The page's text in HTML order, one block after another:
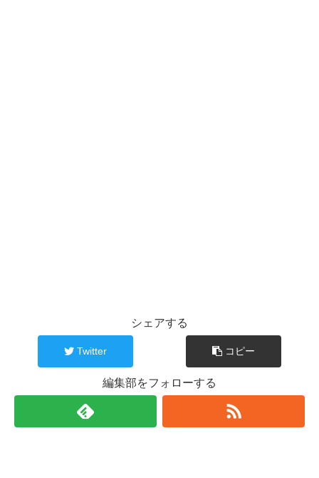
シェアする
Twitter コピー
編集部をフォローする